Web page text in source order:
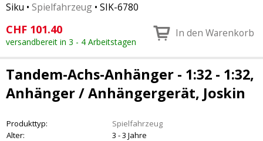
Siku • Spielfahrzeug • SIK-6780
CHF 101.40
versandbereit in 3 - 4 Arbeitstagen
In den Warenkorb
Tandem-Achs-Anhänger - 1:32 - 1:32,
Anhänger / Anhängergerät, Joskin
Produkttyp:
Spielfahrzeug
Alter:
3 - 3 Jahre